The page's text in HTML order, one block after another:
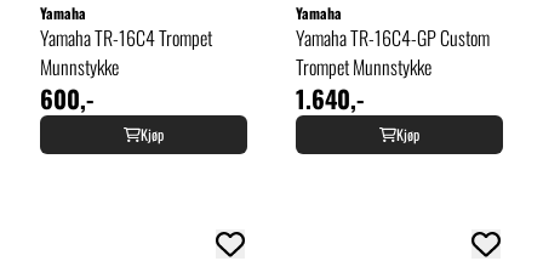
Yamaha
Yamaha TR-16C4 Trompet
Munnstykke
600,-
Kjøp
Yamaha
Yamaha TR-16C4-GP Custom
Trompet Munnstykke
1.640,-
Kjøp